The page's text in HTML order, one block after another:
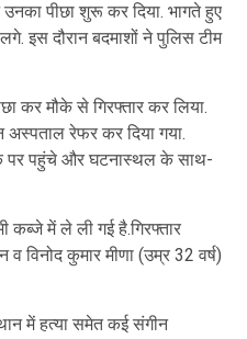
पीछा शुरू कर दिया. भागते हुए
इस दौरान बदमाशों ने पुलिस टीम
कर मौके से गिरफ्तार कर लिया.
रेफर कर दिया गया.
पर पहुंचे और घटनास्थल के साथ-
कब्जे में ले ली गई है.गिरफ्तार
विनोद कुमार मीणा (उम्र 32 वर्ष)
में हत्या समेत कई संगीन